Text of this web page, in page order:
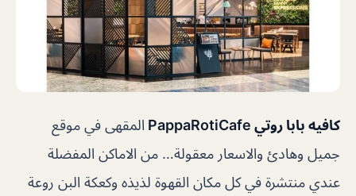
كافيه بابا روتي PappaRotiCafe
المقهى في موقع
جميل وهادئ والاسعار معقولة… من الاماكن المفضلة
عندي منتشرة في كل مكان القهوة لذيذه وكعكة البن روعة